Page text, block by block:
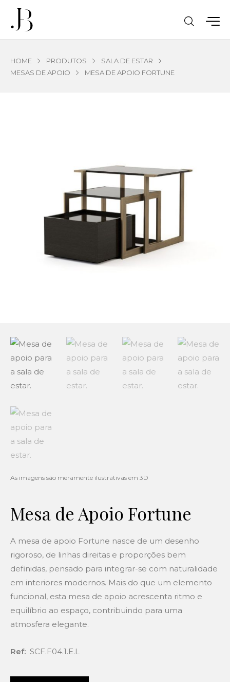
HOME PRODUTOS
SALA DE ESTAR
MESAS DE APOIO
MESA DE APOIO FORTUNE
Mesa de Apoio Fortune
A mesa de apoio Fortune nasce de um desenho
rigoroso, de linhas direitas e proporções bem
definidas, pensado para integrar-se com naturalidade
em interiores modernos. Mais do que um elemento
funcional, esta mesa de apoio acrescenta ritmo e
equilíbrio ao espaço, contribuindo para uma
atmosfera elegante.
Ref: SCF.F04.1.E.L